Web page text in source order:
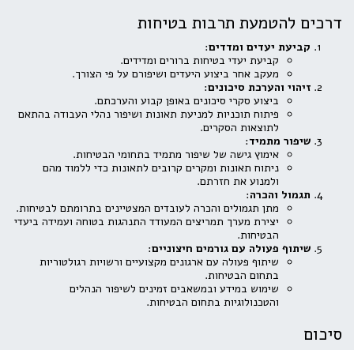
דרכים להטמעת תרבות בטיחות
קביעת יעדים ומדדים:
קביעת יעדי בטיחות ברורים ומדידים.
מעקב אחר ביצוע היעדים ושיפורם על פי הצורך.
זיהוי והערכת סיכונים:
ביצוע סקרי סיכונים באופן קבוע והערכתם.
פיתוח תוכניות למניעת תאונות ושיפור נהלי העבודה בהתאם
לתוצאות הסקרים.
שיפור מתמיד:
אימוץ גישה של שיפור מתמיד בתחומי הבטיחות.
ניתוח תאונות ומקרים קרובים לתאונות כדי ללמוד מהם
ולמנוע את חזרתם.
תגמול והכרה:
מתן תגמולים והכרה לעובדים המצטיינים בתרומתם לבטיחות.
יצירת מערך תמריצים המעודד התנהגות בטוחה ועמידה ביעדי
הבטיחות.
שיתוף פעולה עם גורמים חיצוניים:
שיתוף פעולה עם ארגונים מקצועיים ורשויות רגולטוריות
בתחום הבטיחות.
שימוש במידע ובמשאבים זמינים לשיפור הנהלים
והטכנולוגיות בתחום הבטיחות.
סיכום